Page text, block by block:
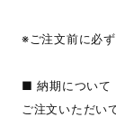
※ご注文前に必ず
■ 納期について
ご注文いただい